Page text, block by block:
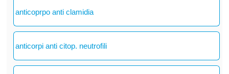
anticoprpo anti clamidia
anticorpi anti citop. neutrofili